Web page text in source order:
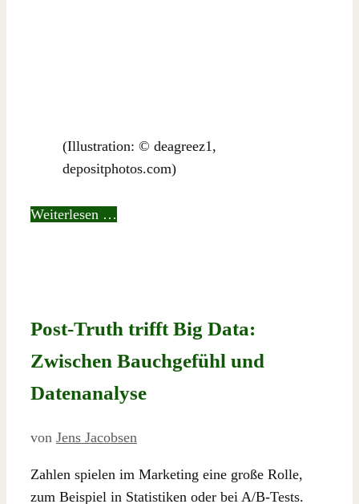
(Illustration: © deagreez1,
depositphotos.com)
Weiterlesen …
Post-Truth trifft Big Data:
Zwischen Bauchgefühl und
Datenanalyse
von Jens Jacobsen
Zahlen spielen im Marketing eine große Rolle,
zum Beispiel in Statistiken oder bei A/B-Tests.